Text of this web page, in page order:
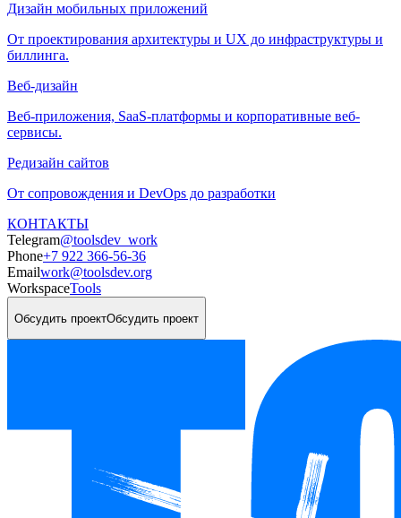
Дизайн мобильных приложений
От проектирования архитектуры и UX до инфраструктуры и
биллинга.
Веб-дизайн
Веб-приложения, SaaS-платформы и корпоративные веб-
сервисы.
Редизайн сайтов
От сопровождения и DevOps до разработки
КОНТАКТЫ
Telegram@toolsdev_work
Phone+7 922 366-56-36
Emailwork@toolsdev.org
WorkspaceTools
Обсудить проектОбсудить проект